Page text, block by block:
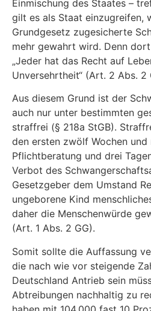
Einmischung des Staates –
gilt es als Staat einzugreifen,
Grundgesetz zugesicherte
mehr gewahrt wird. Denn
„Jeder hat das Recht auf
Unversehrtheit“ (Art. 2 Abs. 2
Aus diesem Grund ist der
auch nur unter bestimmten
straffrei (§ 218a StGB).
den ersten zwölf Wochen und
Pflichtberatung und drei
Verbot des
Gesetzgeber dem Umstand
ungeborene Kind
daher die Menschenwürde
(Art. 1 Abs. 2 GG).
Somit sollte die Auffassung
die nach wie vor steigende
Deutschland Antrieb sein
Abtreibungen nachhaltig zu